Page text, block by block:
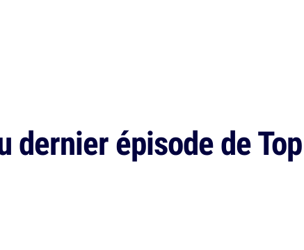
dernier épisode de Top